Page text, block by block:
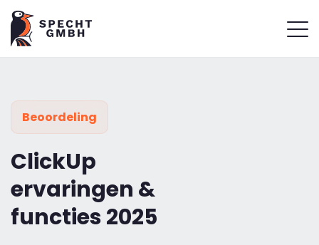
Beoordeling
ClickUp
ervaringen &
functies 2025